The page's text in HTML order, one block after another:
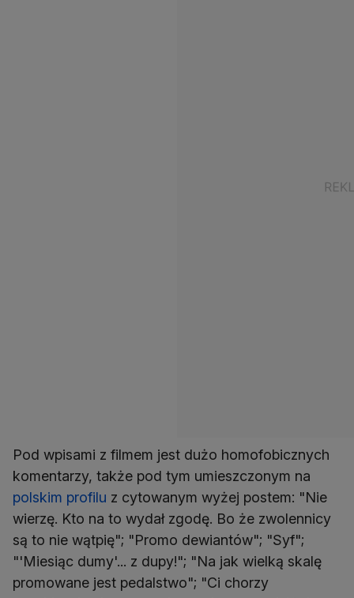
Pod wpisami z filmem jest dużo homofobicznych
komentarzy, także pod tym umieszczonym na
polskim profilu z cytowanym wyżej postem: "Nie
wierzę. Kto na to wydał zgodę. Bo że zwolennicy
są to nie wątpię"; "Promo dewiantów"; "Syf";
"'Miesiąc dumy'... z dupy!"; "Na jak wielką skalę
promowane jest pedalstwo"; "Ci chorzy